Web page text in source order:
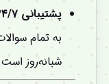
پشتیبانی ۲۴/۷
به تمام
شبانه‌روز